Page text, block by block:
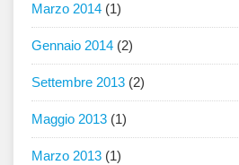
Marzo 2014 (1)
Gennaio 2014 (2)
Settembre 2013 (2)
Maggio 2013 (1)
Marzo 2013 (1)